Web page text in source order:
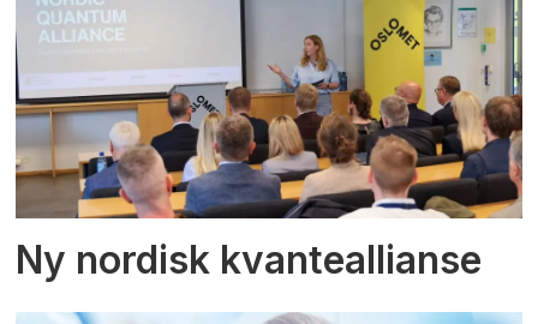
Ny nordisk kvanteallianse